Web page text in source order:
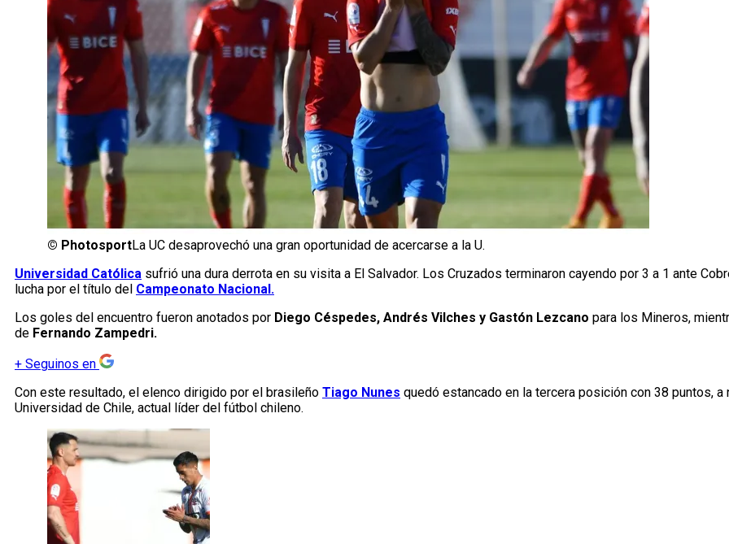
© PhotosportLa UC desaprovechó una gran oportunidad de acercarse a la U.
Universidad Católica sufrió una dura derrota en su visita a El Salvador. Los Cruzados terminaron cayendo por 3 a 1 ante
lucha por el título del Campeonato Nacional.
Los goles del encuentro fueron anotados por Diego Céspedes, Andrés Vilches y Gastón Lezcano para los Mineros,
de Fernando Zampedri.
+ Seguinos en
Con este resultado, el elenco dirigido por el brasileño Tiago Nunes quedó estancado en la tercera posición con 38 puntos, a
Universidad de Chile, actual líder del fútbol chileno.